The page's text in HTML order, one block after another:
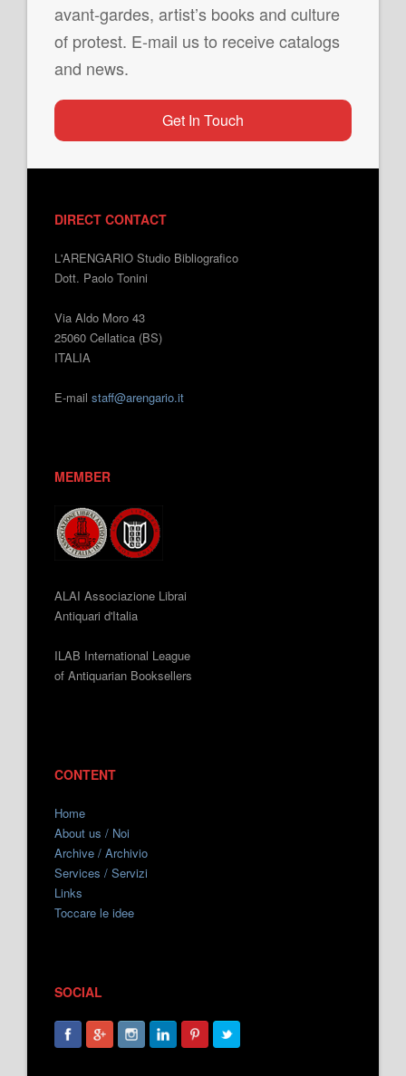
avant-gardes, artist’s books and culture
of protest. E-mail us to receive catalogs
and news.
Get In Touch
DIRECT CONTACT
L'ARENGARIO Studio Bibliografico
Dott. Paolo Tonini
Via Aldo Moro 43
25060 Cellatica (BS)
ITALIA
E-mail staff@arengario.it
MEMBER
ALAI Associazione Librai
Antiquari d'Italia
ILAB International League
of Antiquarian Booksellers
CONTENT
Home
About us / Noi
Archive / Archivio
Services / Servizi
Links
Toccare le idee
SOCIAL